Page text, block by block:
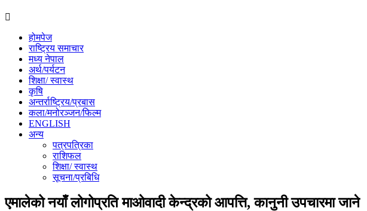
होमपेज
राष्ट्रिय समाचार
मध्य नेपाल
अर्थ/पर्यटन
शिक्षा/ स्वास्थ
कृषि
अन्तर्राष्ट्रिय/प्रबास
कला/मनोरञ्जन/फिल्म
ENGLISH
अन्य
पत्रपत्रिका
राशिफल
शिक्षा/ स्वास्थ
सूचना/प्रबिधि
एमालेको नयाँ लोगोप्रति माओवादी केन्द्रको आपत्ति, कानुनी उपचारमा जाने